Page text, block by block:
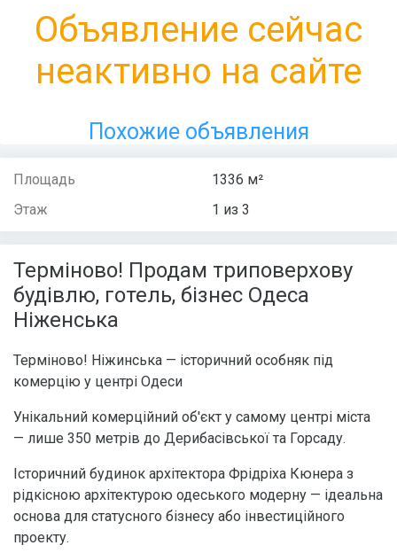
Объявление сейчас
неактивно на сайте
Похожие объявления
Площадь
1336 м²
Этаж
1 из 3
Терміново! Продам триповерхову
будівлю, готель, бізнес Одеса
Ніженська
Терміново! Ніжинська — історичний особняк під
комерцію у центрі Одеси
Унікальний комерційний об'єкт у самому центрі міста
— лише 350 метрів до Дерибасівської та Горсаду.
Історичний будинок архітектора Фрідріха Кюнера з
рідкісною архітектурою одеського модерну — ідеальна
основа для статусного бізнесу або інвестиційного
проекту.